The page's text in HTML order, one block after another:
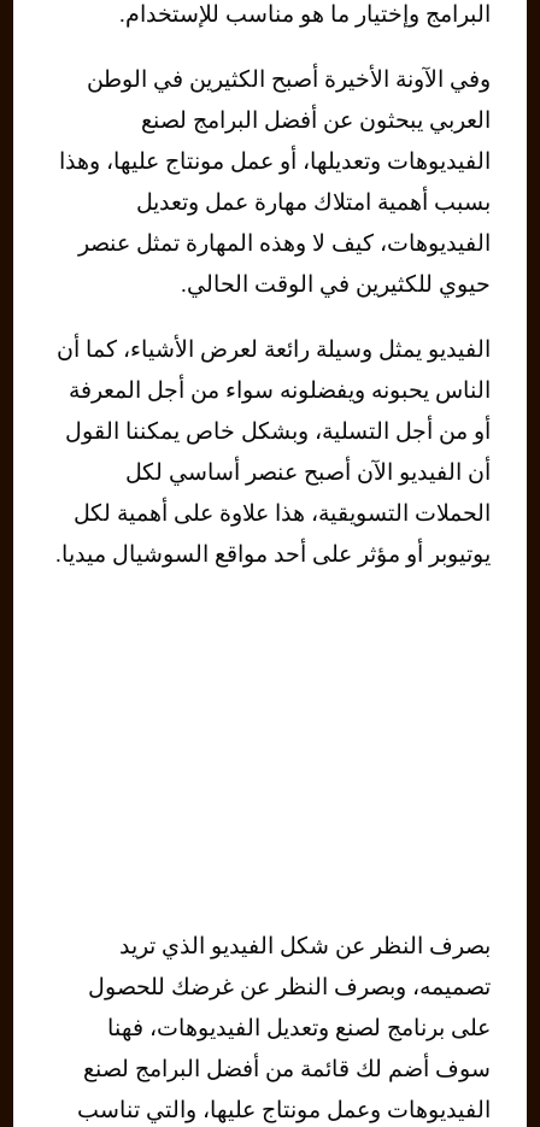
البرامج وإختيار ما هو مناسب للإستخدام.
وفي الآونة الأخيرة أصبح الكثيرين في الوطن
العربي يبحثون عن أفضل البرامج لصنع
الفيديوهات وتعديلها، أو عمل مونتاج عليها، وهذا
بسبب أهمية امتلاك مهارة عمل وتعديل
الفيديوهات، كيف لا وهذه المهارة تمثل عنصر
حيوي للكثيرين في الوقت الحالي.
الفيديو يمثل وسيلة رائعة لعرض الأشياء، كما أن
الناس يحبونه ويفضلونه سواء من أجل المعرفة
أو من أجل التسلية، وبشكل خاص يمكننا القول
أن الفيديو الآن أصبح عنصر أساسي لكل
الحملات التسويقية، هذا علاوة على أهمية لكل
يوتيوبر أو مؤثر على أحد مواقع السوشيال ميديا.
بصرف النظر عن شكل الفيديو الذي تريد
تصميمه، وبصرف النظر عن غرضك للحصول
على برنامج لصنع وتعديل الفيديوهات، فهنا
سوف أضم لك قائمة من أفضل البرامج لصنع
الفيديوهات وعمل مونتاج عليها، والتي تناسب